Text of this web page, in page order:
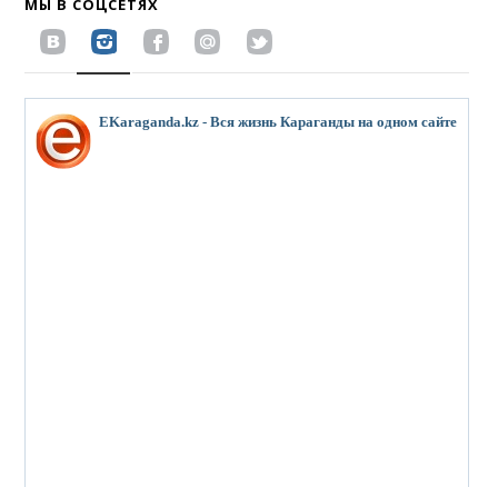
МЫ В СОЦСЕТЯХ
EKaraganda.kz - Вся жизнь Караганды на одном сайте